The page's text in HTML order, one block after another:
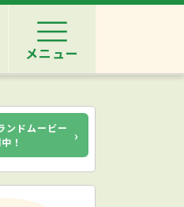
メニュー
ンドムービー
！
›